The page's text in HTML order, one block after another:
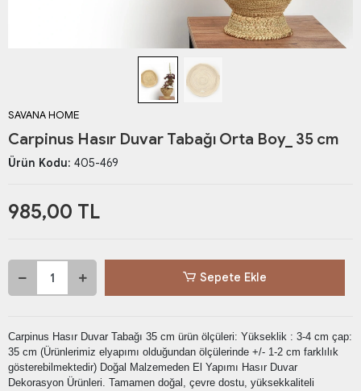
SAVANA HOME
Carpinus Hasır Duvar Tabağı Orta Boy_ 35 cm
Ürün Kodu: 405-469
985,00 TL
Sepete Ekle
Carpinus Hasır Duvar Tabağı 35 cm ürün ölçüleri: Yükseklik : 3-4 cm çap:
35 cm (Ürünlerimiz elyapımı olduğundan ölçülerinde +/- 1-2 cm farklılık
gösterebilmektedir) Doğal Malzemeden El Yapımı Hasır Duvar
Dekorasyon Ürünleri. Tamamen doğal, çevre dostu, yüksekkaliteli